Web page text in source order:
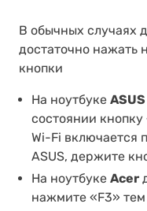
В обычных случаях
достаточно нажать
кнопки
На ноутбуке ASUS
состоянии
Wi-Fi включается
ASUS, держите
На ноутбуке Acer
нажмите «F3»